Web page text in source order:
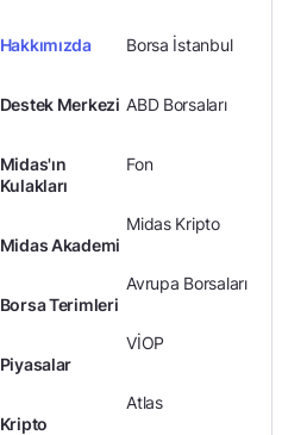
Hakkımızda
Destek Merkezi
Midas'ın
Kulakları
Midas Akademi
Borsa Terimleri
Piyasalar
Kripto
Borsa İstanbul
ABD Borsaları
Fon
Midas Kripto
Avrupa Borsaları
VİOP
Atlas